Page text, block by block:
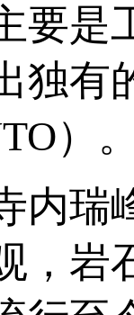
要是
独有
）
内瑞
，岩